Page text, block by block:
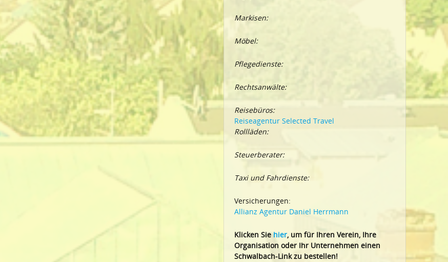
Markisen:
Möbel:
Pflegedienste:
Rechtsanwälte:
Reisebüros:
Reiseagentur Selected Travel
Rollläden:
Steuerberater:
Taxi und Fahrdienste:
Versicherungen:
Allianz Agentur Daniel Herrmann
Klicken Siehier, um für Ihren Verein, Ihre
Organisation oder Ihr Unternehmen einen
Schwalbach-Link zu bestellen!